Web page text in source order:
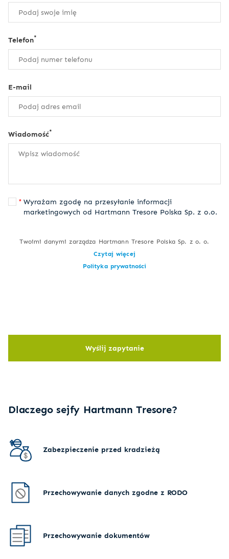
Telefon*
E-mail
Wiadomość*
Wyrażam zgodę na przesyłanie informacji
marketingowych od Hartmann Tresore Polska Sp. z o.o.
Twoimi danymi zarządza Hartmann Tresore Polska Sp. z o. o.
Czytaj więcej
Polityka prywatności
Wyślij zapytanie
Dlaczego sejfy Hartmann Tresore?
Zabezpieczenie przed kradzieżą
Przechowywanie danych zgodne z RODO
Przechowywanie dokumentów